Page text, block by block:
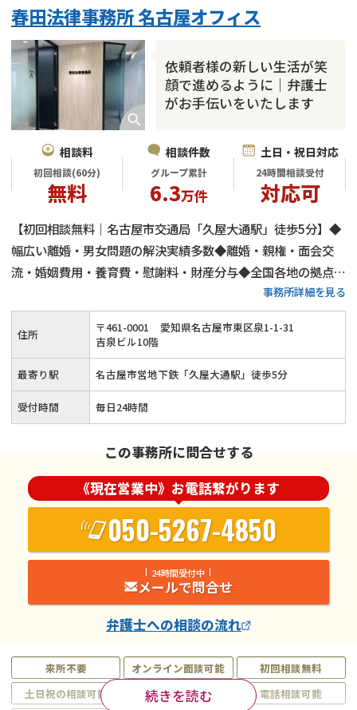
依頼者様の新しい生活が笑
顔で進めるように｜弁護士
がお手伝いをいたします
春田法律事務所 名古屋オフィス
相談料
初回相談(60分)
無料
相談件数
グループ累計
6.3万件
土日・祝日対応
24時間相談受付
対応可
【初回相談無料｜名古屋市交通局「久屋大通駅」徒歩5分】◆
幅広い離婚・男女問題の解決実績多数◆離婚・親権・面会交
流・婚姻費用・養育費・慰謝料・財産分与◆全国各地の拠点と
離婚問題の知恵や経験を共有し問題解決に役立てています
事務所詳細を見る
来所不要 オンライン面談可能
初回相談無料
土日祝の相談可能
19時以降電話可能
電話相談可能
続きを読む
住所 〒461-0001
愛知県名古屋市東区泉1-1-31
吉泉ビル10階
最寄り駅 名古屋市営地下鉄「久屋大通駅」徒歩5分
受付時間 毎日24時間
この事務所に問合せする
《現在営業中》お電話繋がります
050-5267-4850
24時間受付中
メールで問合せ
弁護士への相談の流れ